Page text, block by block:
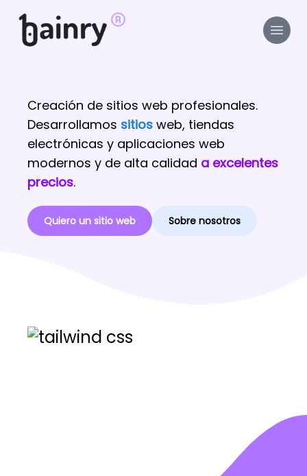
Creación de sitios web profesionales.
Desarrollamos sitios web, tiendas
electrónicas y aplicaciones web
modernos y de alta calidad a excelentes
precios.
Quiero un sitio web Sobre nosotros